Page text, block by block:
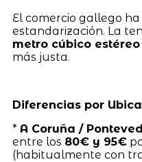
El comercio gallego
estandarización. La
metro cúbico estéreo
más justa.
Diferencias por
* A Coruña /
entre los 80€ y 95€
(habitualmente con